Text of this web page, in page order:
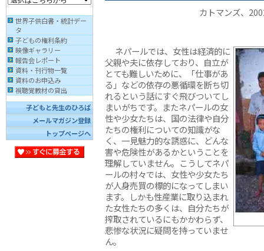
世界子供白書・統計デー
タ
子どもの権利条約
映像ギャラリー
報告会レポート
資料・刊行物一覧
資料のお申込み
視聴覚教材の貸出
子どもと先生のひろば
メールマガジン登録
トップページへ
カトマンズ、
ネパールでは、女性は経済的に
父親や夫に依存しており、自立が
とても難しいために、「仕事があ
る」などの依存の悪循環を断ち切
れるという話にすぐ飛びついてし
まいがちです。またネパールの女
性や少女たちは、国の法律や自分
たちの権利についての知識がな
く、一見魅力的な誘惑に、どんな
害や危険性があるかということを
理解していません。こうしてネパ
ールの村々では、女性や少女たち
が人身売買の標的になってしまい
ます。しかも性産業に取り込まれ
た女性たちの多くは、自分たちが
搾取されているにもかかわらず、
悲惨な状況に疑問を持っていませ
ん。